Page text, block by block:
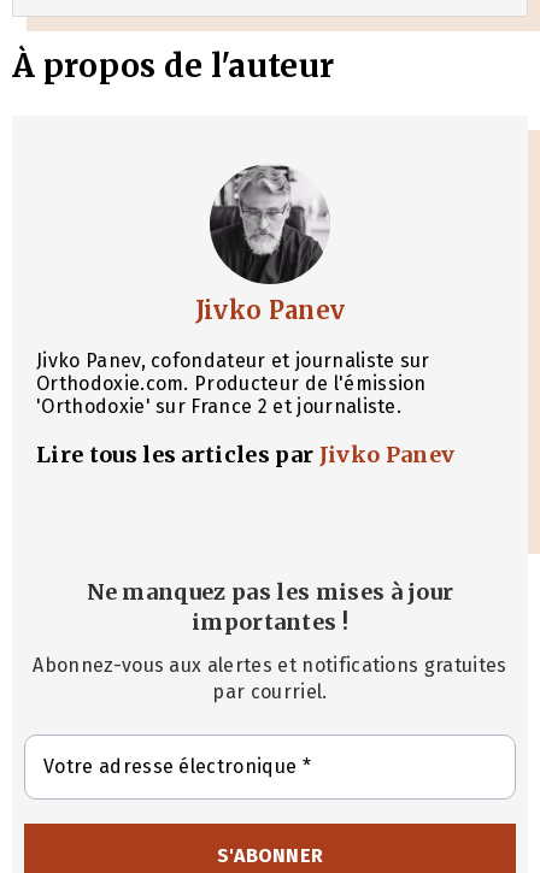
À propos de l'auteur
Jivko Panev
Jivko Panev, cofondateur et journaliste sur
Orthodoxie.com. Producteur de l'émission
'Orthodoxie' sur France 2 et journaliste.
Lire tous les articles par Jivko Panev
Ne manquez pas les mises à jour
importantes !
Abonnez-vous aux alertes et notifications gratuites
par courriel.